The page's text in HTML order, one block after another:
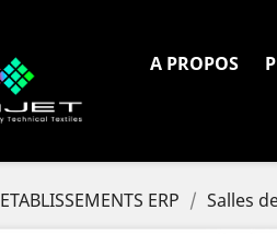
A PROPOS
ETABLISSEMENTS ERP Salles